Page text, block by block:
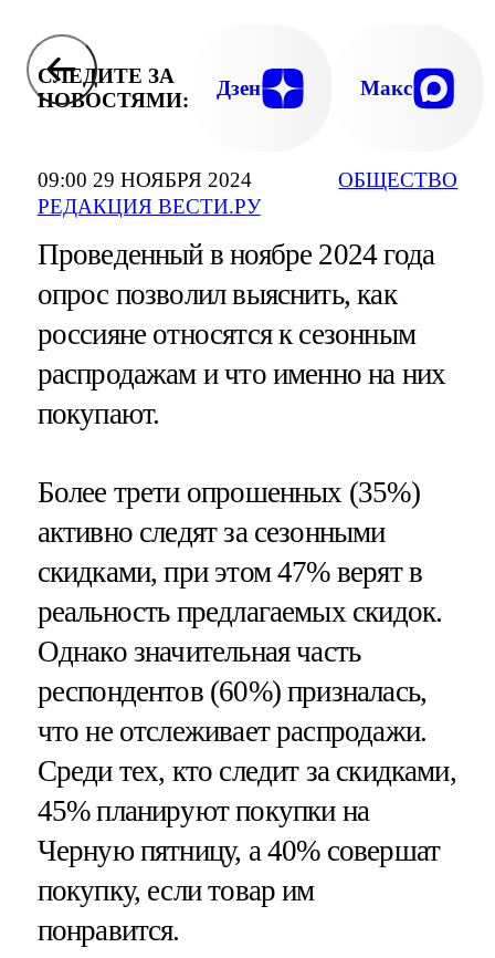
09:00 29 НОЯБРЯ 2024
РЕДАКЦИЯ ВЕСТИ.РУ
ОБЩЕСТВО
СЛЕДИТЕ ЗА
НОВОСТЯМИ:
Дзен Макс
Проведенный в ноябре 2024 года
опрос позволил выяснить, как
россияне относятся к сезонным
распродажам и что именно на них
покупают.
Более трети опрошенных (35%)
активно следят за сезонными
скидками, при этом 47% верят в
реальность предлагаемых скидок.
Однако значительная часть
респондентов (60%) призналась,
что не отслеживает распродажи.
Среди тех, кто следит за скидками,
45% планируют покупки на
Черную пятницу, а 40% совершат
покупку, если товар им
понравится.